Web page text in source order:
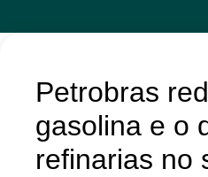
Petrobras
gasolina e o
refinarias no